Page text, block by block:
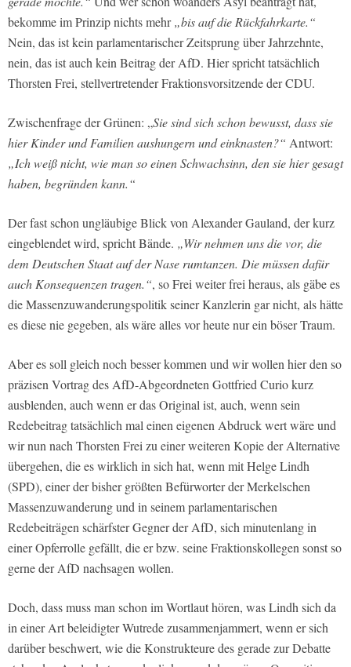
bekomme im Prinzip nichts mehr„bis auf die Rückfahrkarte.“
Nein, das ist kein parlamentarischer Zeitsprung über Jahrzehnte,
nein, das ist auch kein Beitrag der AfD. Hier spricht tatsächlich
Thorsten Frei, stellvertretender Fraktionsvorsitzende der CDU.
Zwischenfrage der Grünen: „Sie sind sich schon bewusst, dass sie
hier Kinder und Familien aushungern und einknasten?“ Antwort:
„Ich weiß nicht, wie man so einen Schwachsinn, den sie hier gesagt
haben, begründen kann.“
Der fast schon ungläubige Blick von Alexander Gauland, der kurz
eingeblendet wird, spricht Bände. „Wir nehmen uns die vor, die
dem Deutschen Staat auf der Nase rumtanzen. Die müssen dafür
auch Konsequenzen tragen.“, so Frei weiter frei heraus, als gäbe es
die Massenzuwanderungspolitik seiner Kanzlerin gar nicht, als hätte
es diese nie gegeben, als wäre alles vor heute nur ein böser Traum.
Aber es soll gleich noch besser kommen und wir wollen hier den so
präzisen Vortrag des AfD-Abgeordneten Gottfried Curio kurz
ausblenden, auch wenn er das Original ist, auch, wenn sein
Redebeitrag tatsächlich mal einen eigenen Abdruck wert wäre und
wir nun nach Thorsten Frei zu einer weiteren Kopie der Alternative
übergehen, die es wirklich in sich hat, wenn mit Helge Lindh
(SPD), einer der bisher größten Befürworter der Merkelschen
Massenzuwanderung und in seinem parlamentarischen
Redebeiträgen schärfster Gegner der AfD, sich minutenlang in
einer Opferrolle gefällt, die er bzw. seine Fraktionskollegen sonst so
gerne der AfD nachsagen wollen.
Doch, dass muss man schon im Wortlaut hören, was Lindh sich da
in einer Art beleidigter Wutrede zusammenjammert, wenn er sich
darüber beschwert, wie die Konstrukteure des gerade zur Debatte